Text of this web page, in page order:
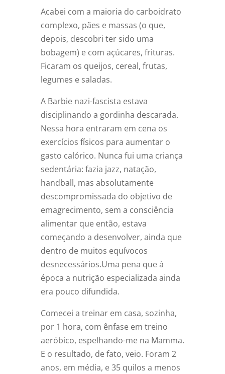
Acabei com a maioria do carboidrato
complexo, pães e massas (o que,
depois, descobri ter sido uma
bobagem) e com açúcares, frituras.
Ficaram os queijos, cereal, frutas,
legumes e saladas.
A Barbie nazi-fascista estava
disciplinando a gordinha descarada.
Nessa hora entraram em cena os
exercícios físicos para aumentar o
gasto calórico. Nunca fui uma criança
sedentária: fazia jazz, natação,
handball, mas absolutamente
descompromissada do objetivo de
emagrecimento, sem a consciência
alimentar que então, estava
começando a desenvolver, ainda que
dentro de muitos equívocos
desnecessários.Uma pena que à
época a nutrição especializada ainda
era pouco difundida.
Comecei a treinar em casa, sozinha,
por 1 hora, com ênfase em treino
aeróbico, espelhando-me na Mamma.
E o resultado, de fato, veio. Foram 2
anos, em média, e 35 quilos a menos